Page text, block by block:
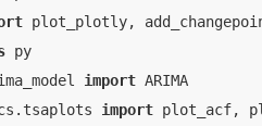
import
import